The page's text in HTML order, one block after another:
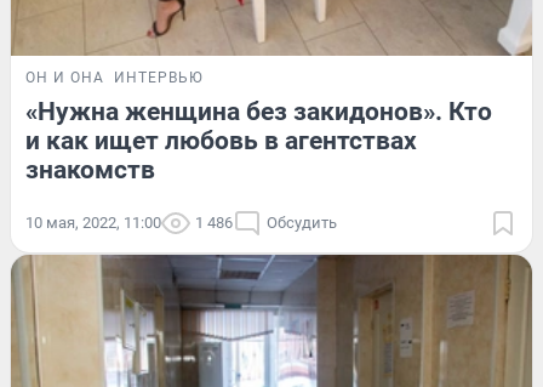
ОН И ОНА ИНТЕРВЬЮ
«Нужна женщина без закидонов». Кто
и как ищет любовь в агентствах
знакомств
10 мая, 2022, 11:00 1 486 Обсудить